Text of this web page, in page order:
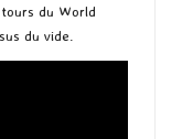
du World
du vide.